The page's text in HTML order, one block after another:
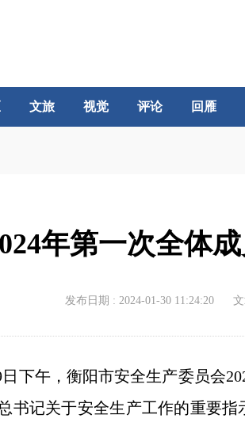
文旅 视觉 评论 回雁
年第一次全体
发布日期 : 2024-01-30 11:24:20
日下午，衡阳市安全生产委员会
书记关于安全生产工作的重要